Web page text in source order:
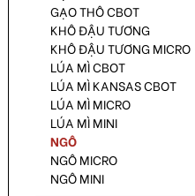
GẠO THÔ CBOT
KHÔ ĐẬU TƯƠNG
KHÔ ĐẬU TƯƠNG MICRO
LÚA MÌ CBOT
LÚA MÌ KANSAS CBOT
LÚA MÌ MICRO
LÚA MÌ MINI
NGÔ
NGÔ MICRO
NGÔ MINI